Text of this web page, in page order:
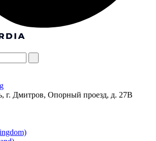
г. Дмитров, Опорный проезд, д. 27В